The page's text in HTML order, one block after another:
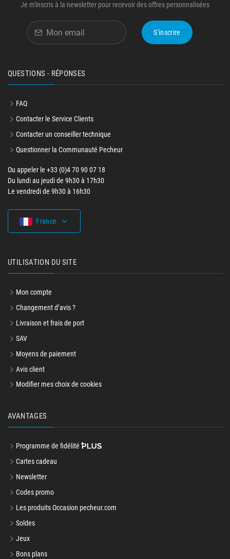
Je m'inscris à la newsletter pour recevoir des offres personnalisées
S'inscrire
QUESTIONS - RÉPONSES
FAQ
Contacter le Service Clients
Contacter un conseiller technique
Questionner la Communauté Pecheur
Ou appeler le +33 (0)4 70 90 07 18
Du lundi au jeudi de 9h30 à 17h30
Le vendredi de 9h30 à 16h30
France
UTILISATION DU SITE
Mon compte
Changement d’avis ?
Livraison et frais de port
SAV
Moyens de paiement
Avis client
Modifier mes choix de cookies
AVANTAGES
Programme de fidélité
Cartes cadeau
Newsletter
Codes promo
Les produits Occasion pecheur.com
Soldes
Jeux
Bons plans